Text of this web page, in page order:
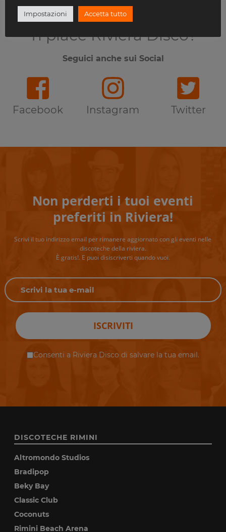
Ti piace Riviera Disco?
Seguici anche sui Social
Facebook Instagram Twitter
Non perderti i tuoi eventi
preferiti in Riviera!
Scrivi il tuo indirizzo email per rimanere aggiornato con gli eventi nelle
discoteche della riviera.
È gratis!. E puoi disiscriverti quando vuoi.
ISCRIVITI
Consenti a Riviera Disco di salvare la tua email.
DISCOTECHE RIMINI
Altromondo Studios
Bradipop
Beky Bay
Classic Club
Coconuts
Rimini Beach Arena
Impostazioni Accetta tutto